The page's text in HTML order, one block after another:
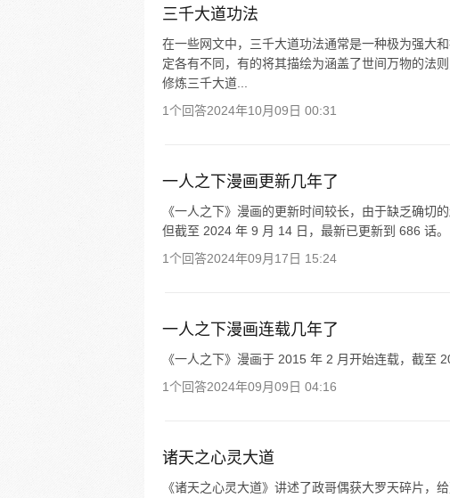
三千大道功法
在一些网文中，三千大道功法通常是一种极为强大
定各有不同，有的将其描绘为涵盖了世间万物的法
修炼三千大道...
1个回答2024年10月09日 00:31
一人之下漫画更新几年了
《一人之下》漫画的更新时间较长，由于缺乏确切
但截至 2024 年 9 月 14 日，最新已更新到 686 话
1个回答2024年09月17日 15:24
一人之下漫画连载几年了
《一人之下》漫画于 2015 年 2 月开始连载，截至
1个回答2024年09月09日 04:16
诸天之心灵大道
《诸天之心灵大道》讲述了政哥偶获大罗天碎片，